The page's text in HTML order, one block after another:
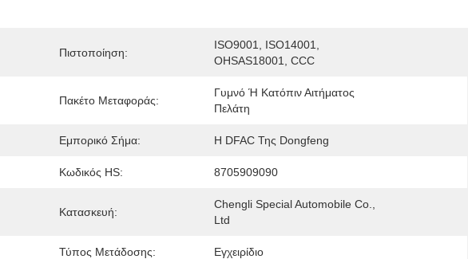
Πιστοποίηση:
ISO9001, ISO14001,
OHSAS18001, CCC
Πακέτο Μεταφοράς:
Γυμνό Ή Κατόπιν Αιτήματος
Πελάτη
Εμπορικό Σήμα: Η DFAC Της Dongfeng
Κωδικός HS: 8705909090
Κατασκευή:
Chengli Special Automobile Co.,
Ltd
Τύπος Μετάδοσης: Εγχειρίδιο